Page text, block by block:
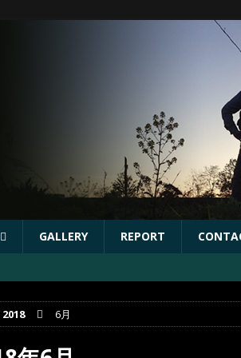
GALLERY REPORT
イベント
せ
2018 6月